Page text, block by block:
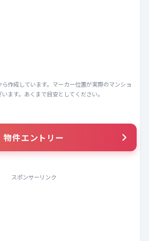
作成しています。マーカー位置が実際のマンショ
ます。あくまで目安としてください。
物件エントリー
スポンサーリンク